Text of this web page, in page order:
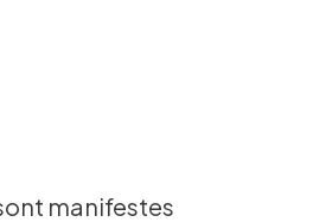
manifestes